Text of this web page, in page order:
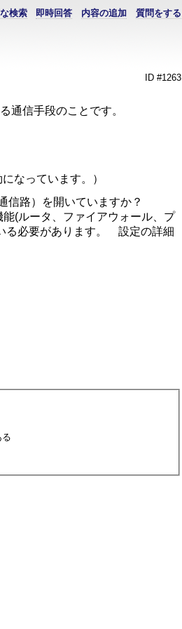
質問をする
内容の追加
即時回答
検索
ID #1263
通信手段のことです。
なっています。）
信路）を開いていますか？
(ルータ、ファイアウォール、プ
る必要があります。 設定の詳細
る